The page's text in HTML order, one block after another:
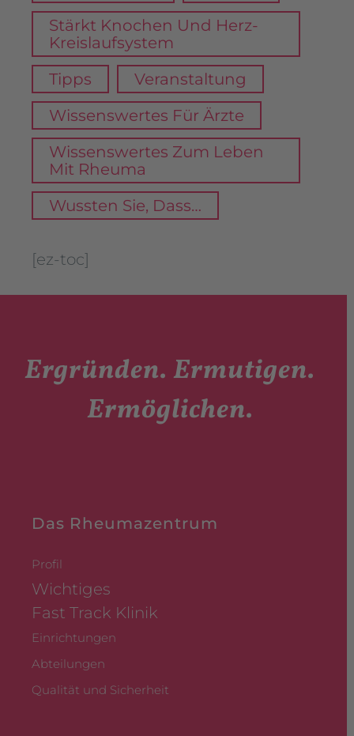
Stärkt Knochen Und Herz-
Kreislaufsystem
Tipps
Veranstaltung
Wissenswertes Für Ärzte
Wissenswertes Zum Leben
Mit Rheuma
Wussten Sie, Dass…
[ez-toc]
Ergründen. Ermutigen.
Ermöglichen.
Das Rheumazentrum
Profil
Wichtiges
Fast Track Klinik
Einrichtungen
Abteilungen
Qualität und Sicherheit